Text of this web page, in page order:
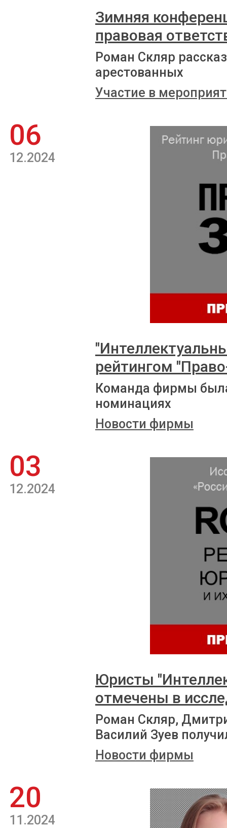
Зимняя
правовая
Роман Скляр
арестованных
Участие в
06
12.2024
рейтингом
Команда фирмы
номинациях
Новости фирмы
03
12.2024
Юристы
отмечены в
Роман Скляр,
Василий Зуев
Новости фирмы
20
11.2024